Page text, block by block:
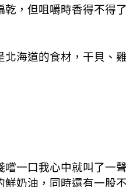
，但咀嚼時香得不得了
海道的食材，干貝、
一口我心中就叫了一
奶油，同時還有一股